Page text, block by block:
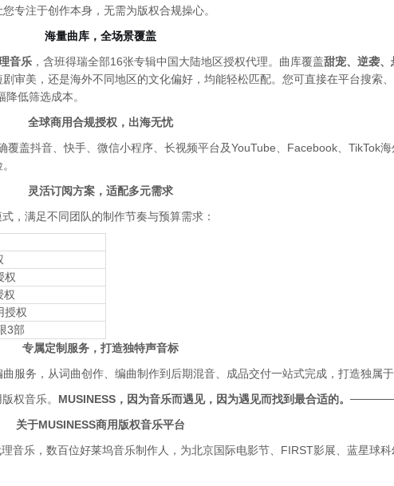
专注于创作本身，无需为版权合规操心。
海量曲库，全场景覆盖
音乐 ，含班得瑞全部16张专辑中国大陆地区授权代理。曲库覆盖甜宠、逆袭
剧审美，还是海外不同地区的文化偏好，均能轻松匹配。您可直接在平台搜索
低筛选成本。
全球商用合规授权，出海无忧
覆盖抖音、快手、微信小程序、长视频平台及YouTube、Facebook、TikTok
灵活订阅方案，适配多元需求
，满足不同团队的制作节奏与预算需求：
权
权
授权
3部
专属定制服务，打造独特声音标
服务，从词曲创作、编曲制作到后期混音、成品交付一站式完成，打造独属
权音乐。 MUSINESS，因为音乐而遇见，因为遇见而找到最合适的。
关于MUSINESS商用版权音乐平台
音乐，数百位好莱坞音乐制作人，为北京国际电影节、FIRST影展、蓝星球